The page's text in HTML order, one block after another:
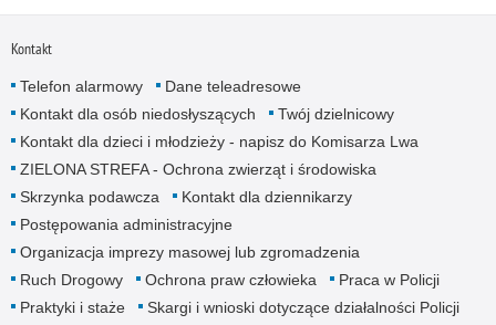
Kontakt
Telefon alarmowy
Dane teleadresowe
Kontakt dla osób niedosłyszących
Twój dzielnicowy
Kontakt dla dzieci i młodzieży - napisz do Komisarza Lwa
ZIELONA STREFA - Ochrona zwierząt i środowiska
Skrzynka podawcza
Kontakt dla dziennikarzy
Postępowania administracyjne
Organizacja imprezy masowej lub zgromadzenia
Ruch Drogowy
Ochrona praw człowieka
Praca w Policji
Praktyki i staże
Skargi i wnioski dotyczące działalności Policji